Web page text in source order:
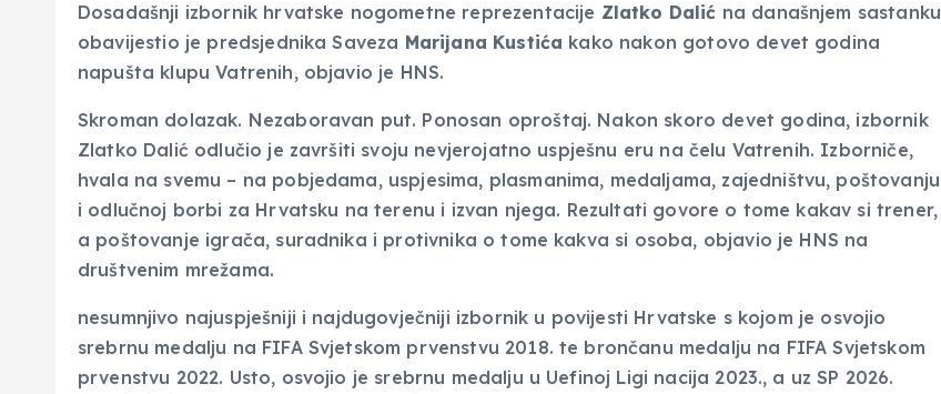
Dosadašnji izbornik hrvatske nogometne reprezentacije Zlatko Dalić na današnjem sastanku
obavijestio je predsjednika Saveza Marijana Kustića kako nakon gotovo devet godina
napušta klupu Vatrenih, objavio je HNS.
Skroman dolazak. Nezaboravan put. Ponosan oproštaj. Nakon skoro devet godina, izbornik
Zlatko Dalić odlučio je završiti svoju nevjerojatno uspješnu eru na čelu Vatrenih. Izborniče,
hvala na svemu – na pobjedama, uspjesima, plasmanima, medaljama, zajedništvu, poštovanju
i odlučnoj borbi za Hrvatsku na terenu i izvan njega. Rezultati govore o tome kakav si trener,
a poštovanje igrača, suradnika i protivnika o tome kakva si osoba, objavio je HNS na
društvenim mrežama.
nesumnjivo najuspješniji i najdugovječniji izbornik u povijesti Hrvatske s kojom je osvojio
srebrnu medalju na FIFA Svjetskom prvenstvu 2018. te brončanu medalju na FIFA Svjetskom
prvenstvu 2022. Usto, osvojio je srebrnu medalju u Uefinoj Ligi nacija 2023., a uz SP 2026.